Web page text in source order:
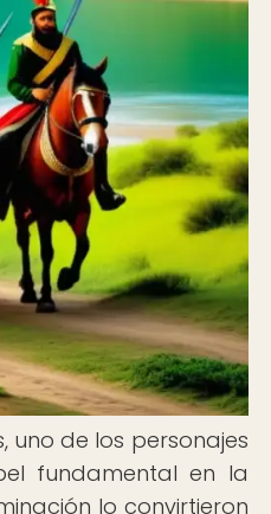
uno de los personajes
fundamental en la
lo convirtieron